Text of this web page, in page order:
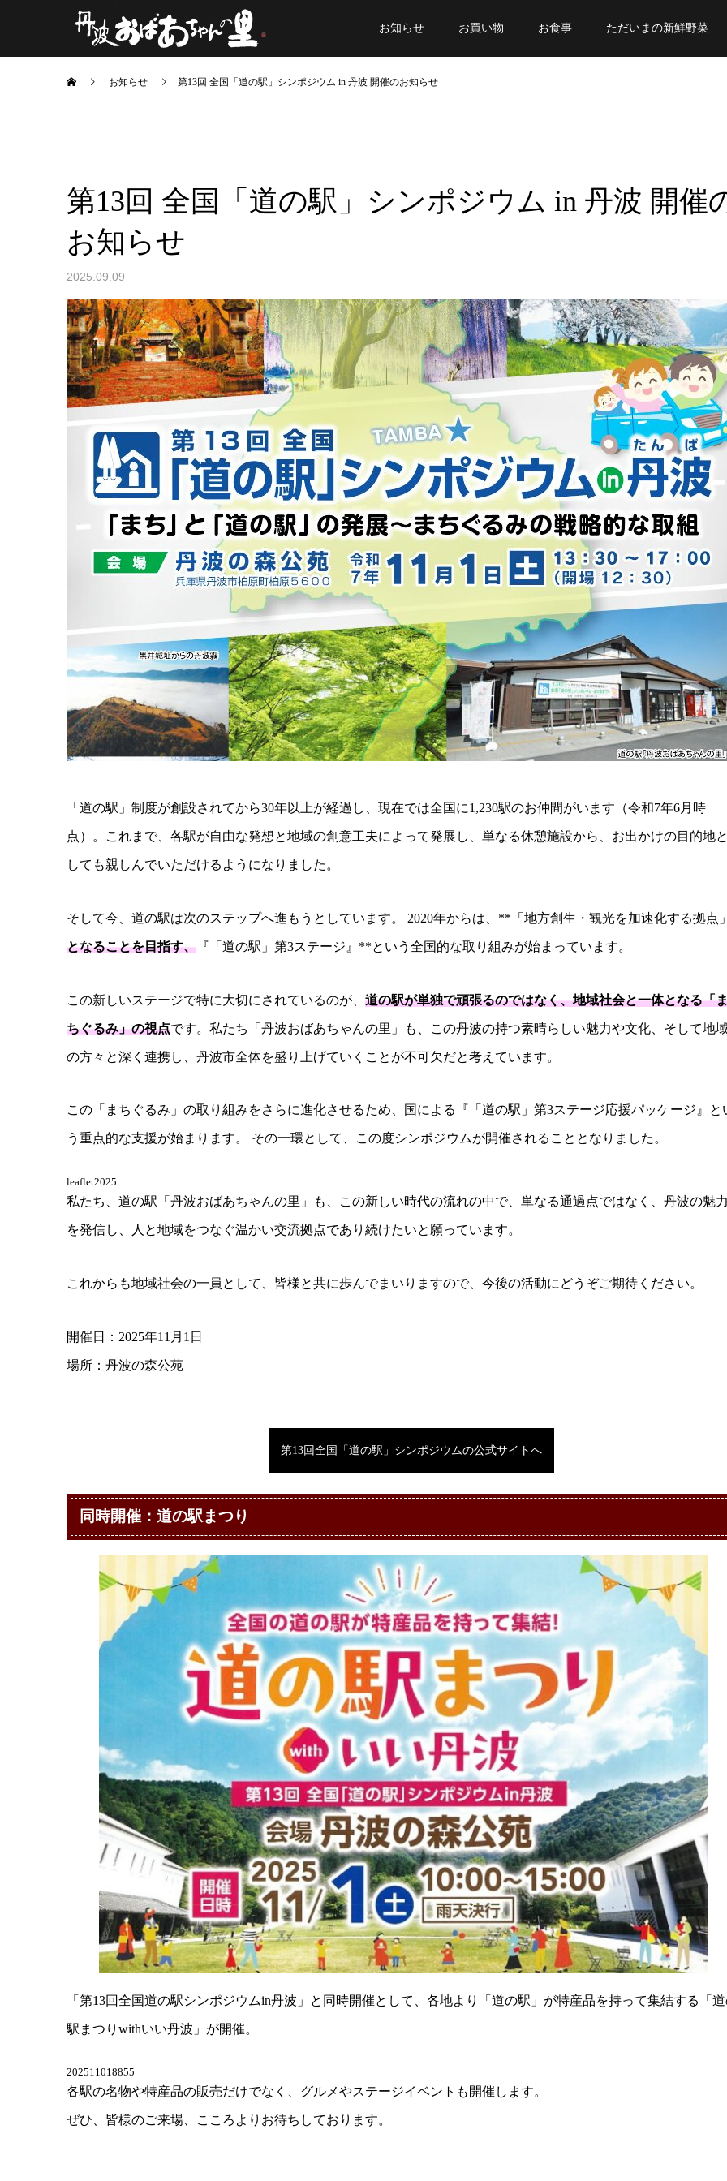
お知らせ お買い物 お食事 ただいまの新鮮野菜
お知らせ 第13回 全国「道の駅」シンポジウム in 丹波 開催のお知らせ
第13回 全国「道の駅」シンポジウム in 丹波 開催
お知らせ
2025.09.09
「道の駅」制度が創設されてから30年以上が経過し、現在では全国に1,230駅のお仲間がいます（令和7年6月時
点）。これまで、各駅が自由な発想と地域の創意工夫によって発展し、単なる休憩施設から、お出かけの目的地
しても親しんでいただけるようになりました。
そして今、道の駅は次のステップへ進もうとしています。 2020年からは、**「地方創生・観光を加速化する拠点
となることを目指す、 『「道の駅」第3ステージ』**という全国的な取り組みが始まっています。
この新しいステージで特に大切にされているのが、 道の駅が単独で頑張るのではなく、地域社会と一体となる「
ちぐるみ」の視点です。私たち「丹波おばあちゃんの里」も、この丹波の持つ素晴らしい魅力や文化、そして地
の方々と深く連携し、丹波市全体を盛り上げていくことが不可欠だと考えています。
この「まちぐるみ」の取り組みをさらに進化させるため、国による『「道の駅」第3ステージ応援パッケージ』と
う重点的な支援が始まります。 その一環として、この度シンポジウムが開催されることとなりました。
leaflet2025
私たち、道の駅「丹波おばあちゃんの里」も、この新しい時代の流れの中で、単なる通過点ではなく、丹波の魅
を発信し、人と地域をつなぐ温かい交流拠点であり続けたいと願っています。
これからも地域社会の一員として、皆様と共に歩んでまいりますので、今後の活動にどうぞご期待ください。
開催日：2025年11月1日
場所：丹波の森公苑
第13回全国「道の駅」シンポジウムの公式サイトへ
同時開催：道の駅まつり
「第13回全国道の駅シンポジウムin丹波」と同時開催として、各地より「道の駅」が特産品を持って集結する「
駅まつりwithいい丹波」が開催。
202511018855
各駅の名物や特産品の販売だけでなく、グルメやステージイベントも開催します。
ぜひ、皆様のご来場、こころよりお待ちしております。